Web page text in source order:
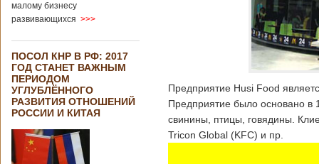
малому бизнесу
развивающихся >>>
ПОСОЛ КНР В РФ: 2017
ГОД СТАНЕТ ВАЖНЫМ
ПЕРИОДОМ
УГЛУБЛЁННОГО
РАЗВИТИЯ ОТНОШЕНИЙ
РОССИИ И КИТАЯ
Предприятие Husi Food
Предприятие было основано в
свинины, птицы, говядины.
Tricon Global (KFC) и пр.